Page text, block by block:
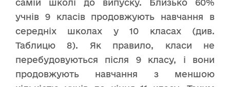
самій школі до випуску. Близько 60%
учнів 9 класів продовжують навчання в
середніх школах у 10 класах (див.
Таблицю 8). Як правило, класи не
перебудовуються після 9 класу, і вони
продовжують навчання з меншою